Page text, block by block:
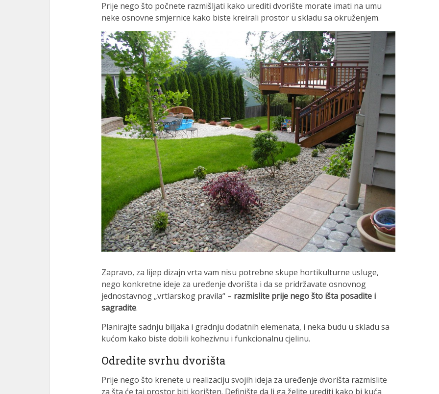
Prije nego što počnete razmišljati kako urediti dvorište morate imati na umu
neke osnovne smjernice kako biste kreirali prostor u skladu sa okruženjem.
Zapravo, za lijep dizajn vrta vam nisu potrebne skupe hortikulturne usluge,
nego konkretne ideje za uređenje dvorišta i da se pridržavate osnovnog
jednostavnog „vrtlarskog pravila“ – razmislite prije nego što išta posadite i
sagradite.
Planirajte sadnju biljaka i gradnju dodatnih elemenata, i neka budu u skladu sa
kućom kako biste dobili kohezivnu i funkcionalnu cjelinu.
Odredite svrhu dvorišta
Prije nego što krenete u realizaciju svojih ideja za uređenje dvorišta razmislite
za šta će taj prostor biti korišten. Definište da li ga želite urediti kako bi kuća